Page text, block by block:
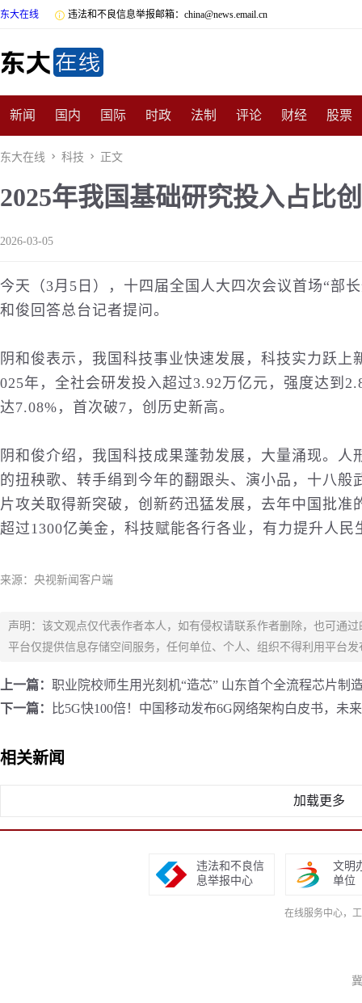
东大在线  违法和不良信息举报邮箱：china@news.email.cn
新闻 国内 国际 时政 法制 评论 财经 股票
数码 民俗 招商
非遗 公益 娱乐 游戏 影视 明星 时尚 体育
东大在线  科技  正文
2025年我国基础研究投入占比
2026-03-05
今天（3月5日），十四届全国人大四次会议首场“部
和俊回答总台记者提问。
阴和俊表示，我国科技事业快速发展，科技实力跃
025年，全社会研发投入超过3.92万亿元，强度达到
达7.08%，首次破7，创 历史新高。
阴和俊介绍，我国科技成果蓬勃发展，大量涌现。
的扭秧歌、转手绢到今年的翻跟头、演小品，十八
片攻关取得新突破，创新药迅猛发展，去年中国批
超过1300亿美金，科技赋能各行各业，有力提升人 民
来源：央视新闻客户端
声明：该文观点仅代表作者本人，如有侵权请联系作者删除，也可通
平台仅提供信息存储空间服务，任何单位、个人、组织不得利用平台
上一篇： 职业院校师生用光刻机“造芯” 山东首个全流程芯片制
下一篇：
比5G快100倍！中国移动发布6G网络架构白皮书，未
相关新闻
加载更多
违法和不良信
息举报中心
文明
单位
在线服务中心，